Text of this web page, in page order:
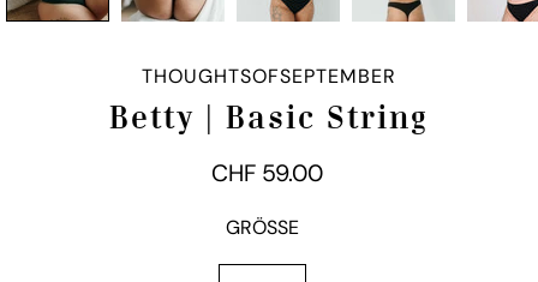
THOUGHTSOFSEPTEMBER
Betty | Basic String
CHF 59.00
GRÖSSE